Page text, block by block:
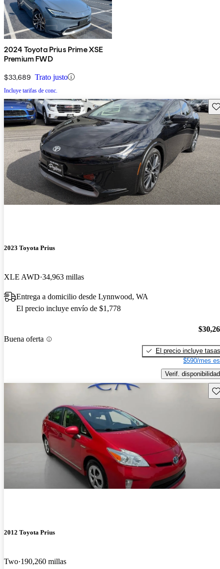
2024 Toyota Prius Prime XSE
Premium FWD
$33,689 Trato justo
Incluye tarifas de conc.
2023 Toyota Prius
XLE AWD 34,963 millas
Entrega a domicilio desde Lynnwood, WA
El precio incluye envío de $1,778
Buena oferta
El precio incluye tasas
$590/mes
Verif. disponibilidad
2012 Toyota Prius
Two 190,260 millas